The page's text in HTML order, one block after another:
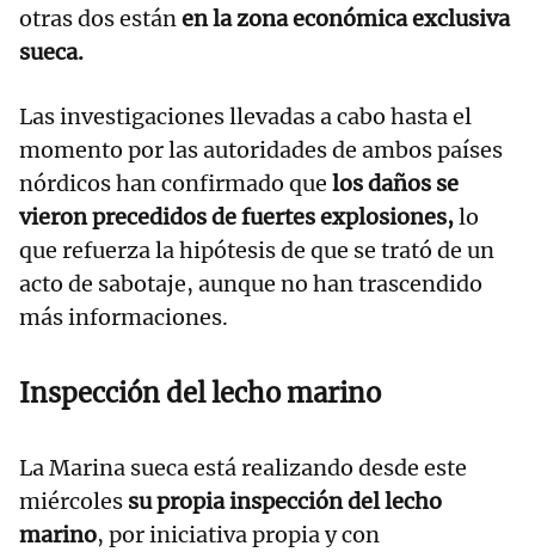
otras dos estánen la zona económica exclusiva
sueca.
Las investigaciones llevadas a cabo hasta el
momento por las autoridades de ambos países
nórdicos han confirmado que los daños se
vieron precedidos de fuertes explosiones,lo
que refuerza la hipótesis de que se trató de un
acto de sabotaje, aunque no han trascendido
más informaciones.
Inspección del lecho marino
La Marina sueca está realizando desde este
miércoles su propia inspección del lecho
marino, por iniciativa propia y con